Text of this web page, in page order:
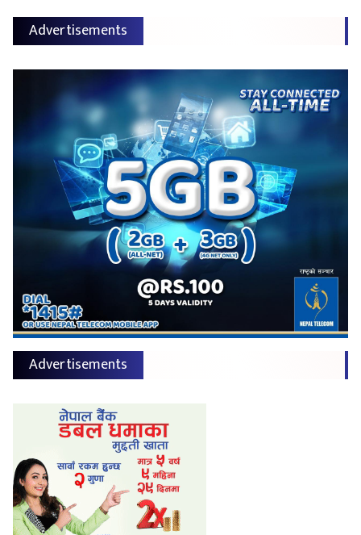
Advertisements
Advertisements